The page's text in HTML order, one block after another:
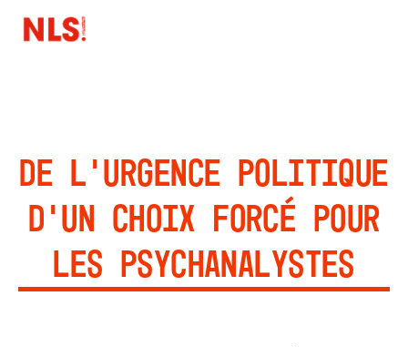
De l’urgence politique
d’un choix forcé pour
les psychanalystes